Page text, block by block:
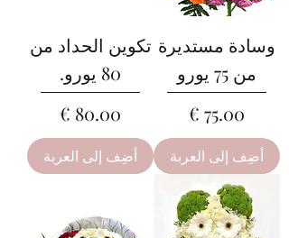
وسادة مستديرة
من 75 يورو
السعر
أضِف إلى العربة
تكوين الحداد من
80 يورو.
السعر
أضِف إلى العربة